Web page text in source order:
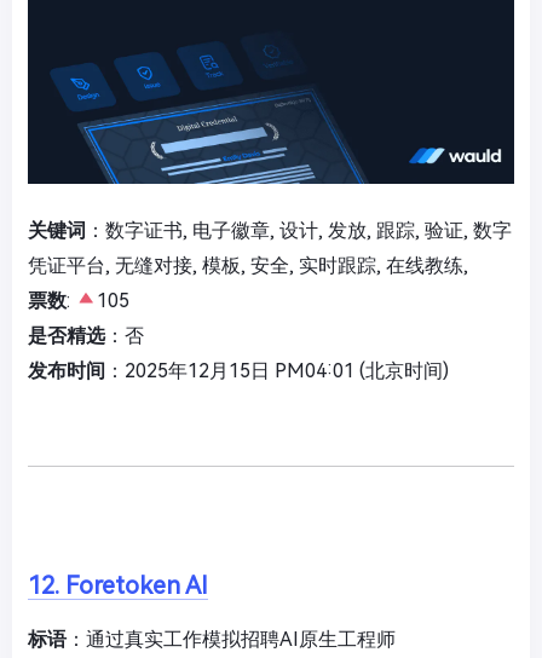
关键词 ：数字证书, 电子徽章, 设计, 发放, 跟踪, 验证, 数字
凭证平台, 无缝对接, 模板, 安全, 实时跟踪, 在线教练,
票数:
105
是否精选：否
发布时间 ：2025年12月15日 PM04:01 (北京时间)
12. Foretoken AI
标语：通过真实工作模拟招聘AI原生工程师